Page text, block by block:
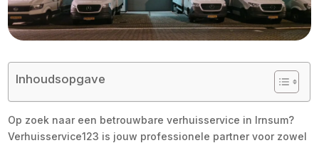
Inhoudsopgave
Op zoek naar een betrouwbare verhuisservice in Irnsum?
Verhuisservice123 is jouw professionele partner voor zowel